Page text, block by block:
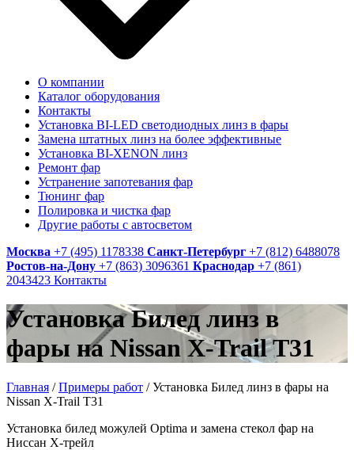
О компании
Каталог оборудования
Контакты
Установка BI-LED светодиодных линз в фары
Замена штатных линз на более эффективные
Установка BI-XENON линз
Ремонт фар
Устранение запотевания фар
Тюнинг фар
Полировка и чистка фар
Другие работы с автосветом
Москва +7 (495) 1178338 Санкт-Петербург +7 (812) 6488078
Ростов-на-Дону +7 (863) 3096361 Краснодар +7 (861)
2043423 Контакты
Установка Билед линз в
фары на Nissan X-Trail T31
Главная / Примеры работ / Установка Билед линз в фары на
Nissan X-Trail T31
Установка билед можулей Optima и замена стекол фар на
Ниссан Х-трейл